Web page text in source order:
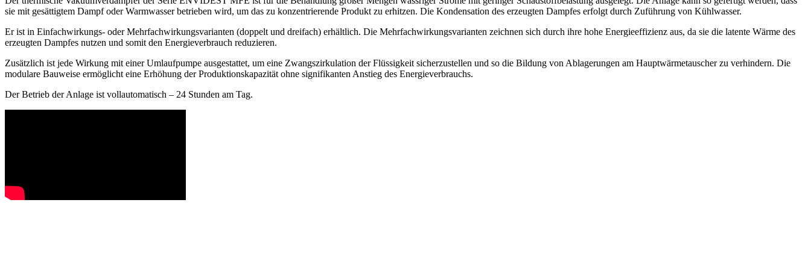
sie mit gesättigtem Dampf oder Warmwasser betrieben wird, um das zu konzentrierende Produkt zu erhitzen. Die Kondensation des erzeugten Dampfes erfolgt durch Zuführung von Kühlwasser.
Er ist in Einfachwirkungs- oder Mehrfachwirkungsvarianten (doppelt und dreifach) erhältlich. Die Mehrfachwirkungsvarianten zeichnen sich durch ihre hohe Energieeffizienz aus, da sie die latente Wärme des
erzeugten Dampfes nutzen und somit den Energieverbrauch reduzieren.
Zusätzlich ist jede Wirkung mit einer Umlaufpumpe ausgestattet, um eine Zwangszirkulation der Flüssigkeit sicherzustellen und so die Bildung von Ablagerungen am Hauptwärmetauscher zu verhindern. Die
modulare Bauweise ermöglicht eine Erhöhung der Produktionskapazität ohne signifikanten Anstieg des Energieverbrauchs.
Der Betrieb der Anlage ist vollautomatisch – 24 Stunden am Tag.